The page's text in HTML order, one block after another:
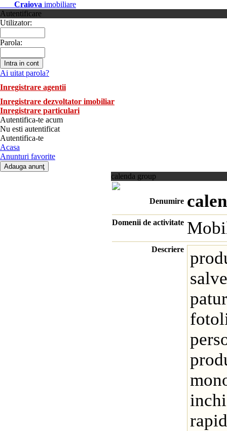
Craiova imobiliare
Autentificare
Utilizator:
Parola:
Ai uitat parola?
Inregistrare agentii
Inregistrare dezvoltator imobiliar
Inregistrare particulari
Autentifica-te acum
Nu esti autentificat
Autentifica-te
Acasa
Anunturi favorite
calenda group
Denumire
Domenii de activitate
Descriere